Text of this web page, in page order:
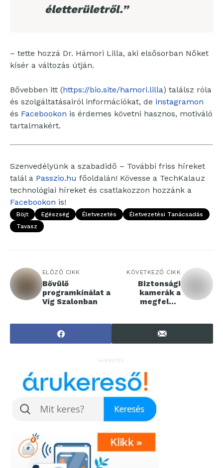
életterületről.”
– tette hozzá Dr. Hámori Lilla, aki elsősorban Nőket
kísér a változás útján.
Bővebben itt (https://bio.site/hamori.lilla) találsz róla
és szolgáltatásairól információkat, de instagramon
és Facebookon is érdemes követni hasznos, motiváló
tartalmakért.
Szenvedélyünk a szabadidő – További friss híreket
talál a Passzio.hu főoldalán! Kövesse a TechKalauz
technológiai híreket és csatlakozzon hozzánk a
Facebookon is!
Böjt Egészség Életvezetés
Életvezetési Tanácsadás
Tavasz
ELŐZŐ CIKK
Bővülő
programkínálat a
Víg Szalonban
KÖVETKEZŐ CIKK
Biztonsági
kamerák a
megfelelő
HIRDETÉS